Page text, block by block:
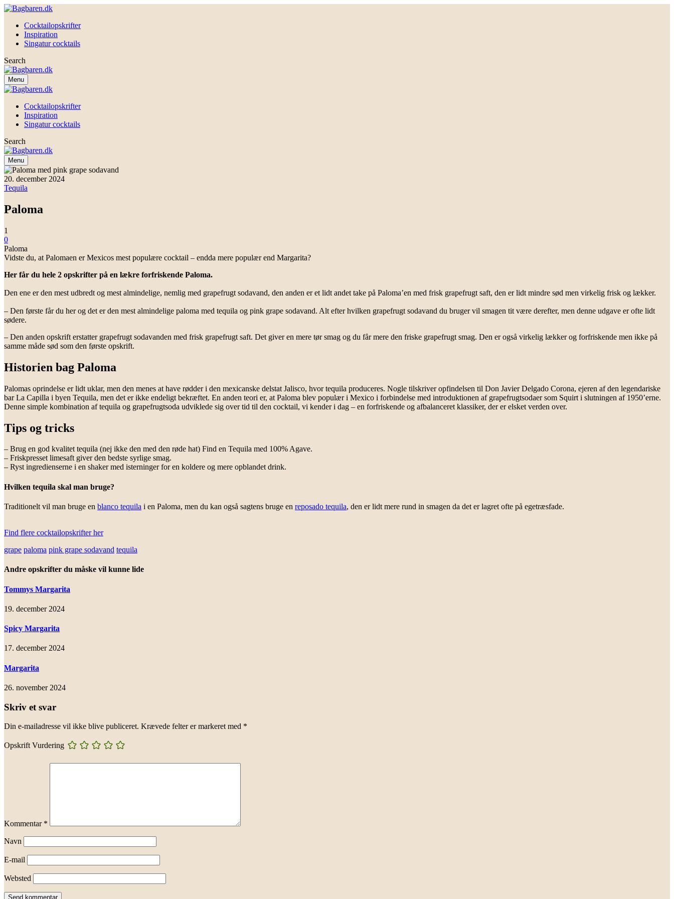
Cocktailopskrifter
Inspiration
Singatur cocktails
Search
Menu
Cocktailopskrifter
Inspiration
Singatur cocktails
Search
Menu
20. december 2024
Tequila
Paloma
1
0
Paloma
Vidste du, at Palomaen er Mexicos mest populære cocktail – endda mere populær end Margarita?
Her får du hele 2 opskrifter på en lækre forfriskende Paloma.
Den ene er den mest udbredt og mest almindelige, nemlig med grapefrugt sodavand, den anden er et lidt andet take på Paloma’en med frisk grapefrugt saft, den er lidt mindre sød men virkelig frisk og lækker.
– Den første får du her og det er den mest almindelige paloma med tequila og pink grape sodavand. Alt efter hvilken grapefrugt sodavand du bruger vil smagen tit være derefter, men denne udgave er ofte lidt
sødere.
– Den anden opskrift erstatter grapefrugt sodavanden med frisk grapefrugt saft. Det giver en mere tør smag og du får mere den friske grapefrugt smag. Den er også virkelig lækker og forfriskende men ikke på
samme måde sød som den første opskrift.
Historien bag Paloma
Palomas oprindelse er lidt uklar, men den menes at have rødder i den mexicanske delstat Jalisco, hvor tequila produceres. Nogle tilskriver opfindelsen til Don Javier Delgado Corona, ejeren af den legendariske
bar La Capilla i byen Tequila, men det er ikke endeligt bekræftet. En anden teori er, at Paloma blev populær i Mexico i forbindelse med introduktionen af grapefrugtsodaer som Squirt i slutningen af 1950’erne.
Denne simple kombination af tequila og grapefrugtsoda udviklede sig over tid til den cocktail, vi kender i dag – en forfriskende og afbalanceret klassiker, der er elsket verden over.
Tips og tricks
– Brug en god kvalitet tequila (nej ikke den med den røde hat) Find en Tequila med 100% Agave.
– Friskpresset limesaft giver den bedste syrlige smag.
– Ryst ingredienserne i en shaker med isterninger for en koldere og mere opblandet drink.
Hvilken tequila skal man bruge?
Traditionelt vil man bruge en blanco tequila i en Paloma, men du kan også sagtens bruge en reposado tequila, den er lidt mere rund in smagen da det er lagret ofte på egetræsfade.
Find flere cocktailopskrifter her
grape paloma pink grape sodavand tequila
Andre opskrifter du måske vil kunne lide
Tommys Margarita
19. december 2024
Spicy Margarita
17. december 2024
Margarita
26. november 2024
Skriv et svar
Din e-mailadresse vil ikke blive publiceret. Krævede felter er markeret med *
Opskrift Vurdering
Kommentar *
Navn
E-mail
Websted